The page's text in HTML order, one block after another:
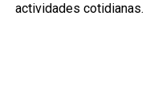
actividades cotidianas.